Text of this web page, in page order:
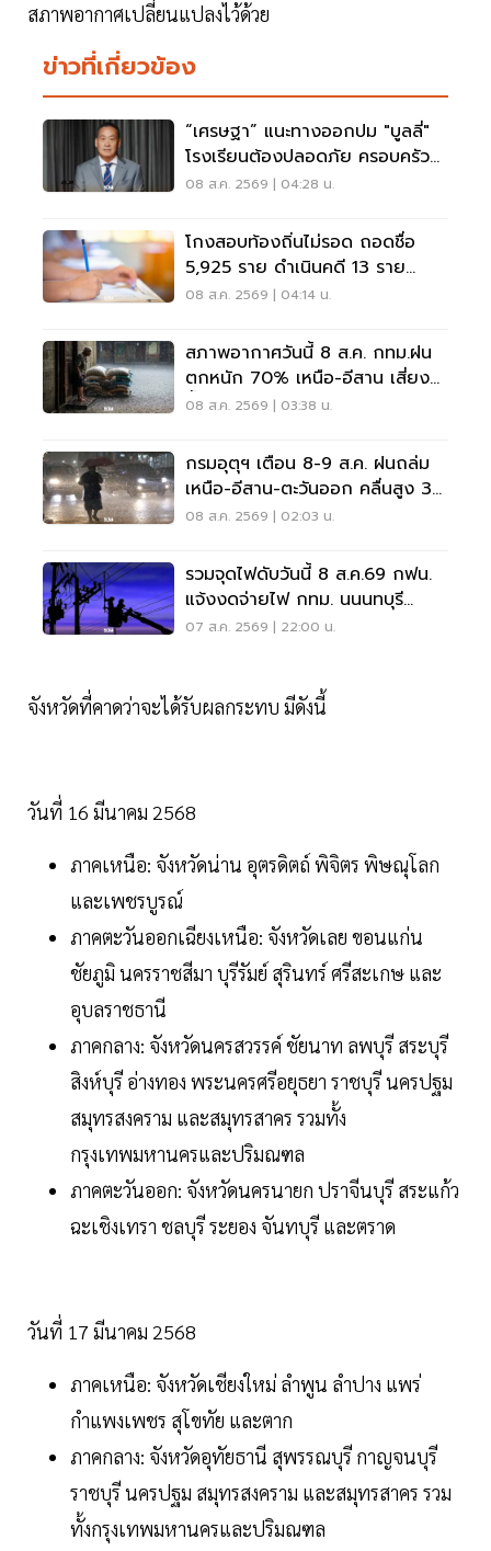
สภาพอากาศเปลี่ยนแปลงไว้ด้วย
ข่าวที่เกี่ยวข้อง
“เศรษฐา” แนะทางออกปม "บูลลี่"
โรงเรียนต้องปลอดภัย ครอบครัว
ต้องรับฟัง
08 ส.ค. 2569 | 04:28 น.
โกงสอบท้องถิ่นไม่รอด ถอดชื่อ
5,925 ราย ดำเนินคดี 13 ราย
ปปง.ไล่เส้นการเงิน
08 ส.ค. 2569 | 04:14 น.
สภาพอากาศวันนี้ 8 ส.ค. กทม.ฝน
ตกหนัก 70% เหนือ-อีสาน เสี่ยง
น้ำท่วมฉับพลัน
08 ส.ค. 2569 | 03:38 น.
กรมอุตุฯ เตือน 8-9 ส.ค. ฝนถล่ม
เหนือ-อีสาน-ตะวันออก คลื่นสูง 3
เมตร
08 ส.ค. 2569 | 02:03 น.
รวมจุดไฟดับวันนี้ 8 ส.ค.69 กฟน.
แจ้งงดจ่ายไฟ กทม. นนนทบุรี
สมุทรปราการ
07 ส.ค. 2569 | 22:00 น.
จังหวัดที่คาดว่าจะได้รับผลกระทบ มีดังนี้
วันที่ 16 มีนาคม 2568
ภาคเหนือ: จังหวัดน่าน อุตรดิตถ์ พิจิตร พิษณุโลก
และเพชรบูรณ์
ภาคตะวันออกเฉียงเหนือ: จังหวัดเลย ขอนแก่น
ชัยภูมิ นครราชสีมา บุรีรัมย์ สุรินทร์ ศรีสะเกษ และ
อุบลราชธานี
ภาคกลาง: จังหวัดนครสวรรค์ ชัยนาท ลพบุรี สระบุรี
สิงห์บุรี อ่างทอง พระนครศรีอยุธยา ราชบุรี นครปฐม
สมุทรสงคราม และสมุทรสาคร รวมทั้ง
กรุงเทพมหานครและปริมณฑล
ภาคตะวันออก: จังหวัดนครนายก ปราจีนบุรี สระแก้ว
ฉะเชิงเทรา ชลบุรี ระยอง จันทบุรี และตราด
วันที่ 17 มีนาคม 2568
ภาคเหนือ: จังหวัดเชียงใหม่ ลำพูน ลำปาง แพร่
กำแพงเพชร สุโขทัย และตาก
ภาคกลาง: จังหวัดอุทัยธานี สุพรรณบุรี กาญจนบุรี
ราชบุรี นครปฐม สมุทรสงคราม และสมุทรสาคร รวม
ทั้งกรุงเทพมหานครและปริมณฑล